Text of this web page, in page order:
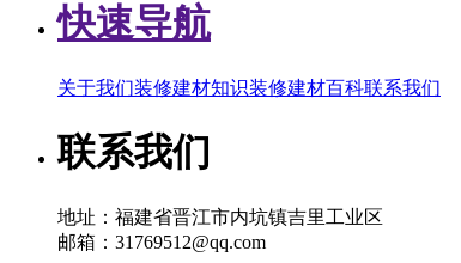
快速导航
关于我们装修建材知识装修建材百科联系我们
联系我们
地址：福建省晋江市内坑镇吉里工业区
邮箱：31769512@qq.com